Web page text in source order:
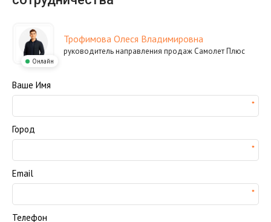
Онлайн
Трофимова Олеся Владимировна
руководитель направления продаж Самолет Плюс
Ваше Имя
Город
Email
Телефон